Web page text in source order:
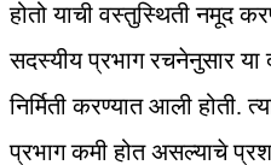
होतो याची वस्तुस्थिती नमूद
सदस्यीय प्रभाग रचनेनुसार या
निर्मिती करण्यात आली होती.
प्रभाग कमी होत असल्याचे